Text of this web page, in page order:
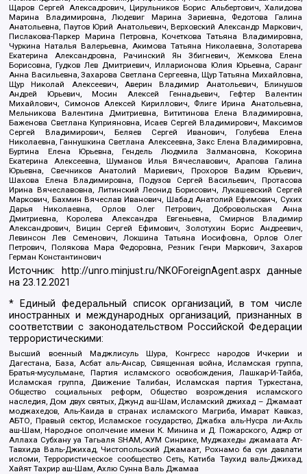
Щаров Сергей Алексадрович, Цирульников Борис Альбертович, Халидова
Марина Владимировна, Людевиг Марина Зариевна, Федотова Галина
Анатольевна, Паутов Юрий Анатольевич, Верховский Александр Маркович,
Пислакова-Паркер Марина Петровна, Кочеткова Татьяна Владимировна,
Чуркина Наталья Валерьевна, Акимова Татьяна Николаевна, Золотарева
Екатерина Александровна, Рачинский Ян Збигневич, Жемкова Елена
Борисовна, Гудков Лев Дмитриевич, Илларионова Юлия Юрьевна, Саранг
Анна Васильевна, Захарова Светлана Сергеевна, Щур Татьяна Михайловна,
Щур Николай Алексеевич, Аверин Владимир Анатольевич, Блинушов
Андрей Юрьевич, Мосин Алексей Геннадьевич, Гефтер Валентин
Михайлович, Симонов Алексей Кириллович, Флиге Ирина Анатольевна,
Мельникова Валентина Дмитриевна, Вититинова Елена Владимировна,
Баженова Светлана Куприяновна, Исаев Сергей Владимирович, Максимов
Сергей Владимирович, Беляев Сергей Иванович, Голубева Елена
Николаевна, Ганнушкина Светлана Алексеевна, Закс Елена Владимировна,
Буртина Елена Юрьевна, Гендель Людмила Залмановна, Кокорина
Екатерина Алексеевна, Шуманов Илья Вячеславович, Арапова Галина
Юрьевна, Свечников Анатолий Мариевич, Прохоров Вадим Юрьевич,
Шахова Елена Владимировна, Подузов Сергей Васильевич, Протасова
Ирина Вячеславовна, Литинский Леонид Борисович, Лукашевский Сергей
Маркович, Бахмин Вячеслав Иванович, Шабад Анатолий Ефимович, Сухих
Дарья Николаевна, Орлов Олег Петрович, Добровольская Анна
Дмитриевна, Королева Александра Евгеньевна, Смирнов Владимир
Александрович, Вицин Сергей Ефимович, Золотухин Борис Андреевич,
Левинсон Лев Семенович, Локшина Татьяна Иосифовна, Орлов Олег
Петрович, Полякова Мара Федоровна, Резник Генри Маркович, Захаров
Герман Константинович
Источник: http://unro.minjust.ru/NKOForeignAgent.aspxданные
на23.12.2021
* Единый федеральный список организаций, в том числе
иностранных и международных организаций, признанных в
соответствии с законодательством Российской Федерации
террористическими:
Высший военный Маджлисуль Шура, Конгресс народов Ичкерии и
Дагестана, База, Асбат аль-Ансар, Священная война, Исламская группа,
Братья-мусульмане, Партия исламского освобождения, Лашкар-И-Тайба,
Исламская группа, Движение Талибан, Исламская партия Туркестана,
Общество социальных реформ, Общество возрождения исламского
наследия, Дом двух святых, Джунд аш-Шам, Исламский джихад – Джамаат
моджахедов, Аль-Каида в странах исламского Магриба, Имарат Кавказ,
АБТО, Правый сектор, Исламское государство, Джабха аль-Нусра ли-Ахль
аш-Шам, Народное ополчение имени К. Минина и Д. Пожарского, Аджр от
Аллаха Субхану уа Тагьаля SHAM, АУМ Синрике, Муджахеды джамаата Ат-
Тавхида Валь-Джихад, Чистопольский Джамаат, Рохнамо ба суи давлати
исломи, Террористическое сообщество Сеть, Катиба Таухид валь-Джихад,
Хайят Тахрир аш-Шам, Ахлю Сунна Валь Джамаа